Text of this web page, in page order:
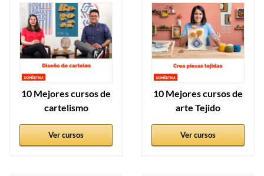
10 Mejores cursos de
cartelismo
Ver cursos
10 Mejores cursos de
arte Tejido
Ver cursos